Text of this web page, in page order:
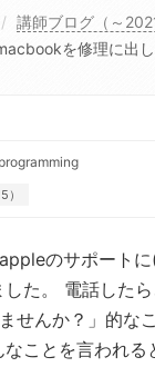
講師ブログ（～
を修理に出
のサポート
た。 電話した
せんか？」的な
ことを言われる